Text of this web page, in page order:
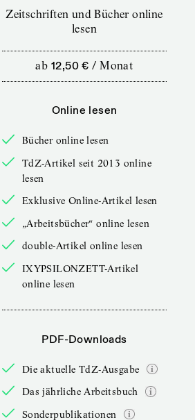
Zeitschriften und Bücher online
lesen
ab 12,50 € /Monat
Online lesen
Bücher online lesen
TdZ-Artikel seit 2013 online
lesen
Exklusive Online-Artikel lesen
„Arbeitsbücher“ online lesen
double-Artikel online lesen
IXYPSILONZETT-Artikel
online lesen
PDF-Downloads
Die aktuelle TdZ-Ausgabe
Das jährliche Arbeitsbuch
Sonderpublikationen